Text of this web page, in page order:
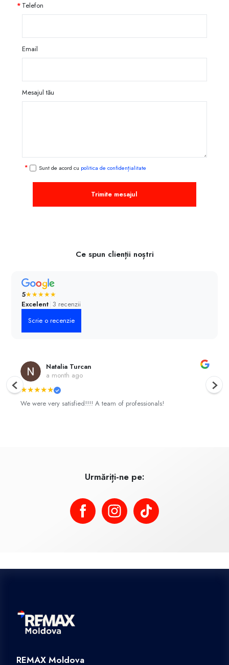
Telefon
Email
Mesajul tău
Sunt de acord cu politica de confidențialitate
Trimite mesajul
Ce spun clienții noștri
5★★★★★
Excelent 3 recenzii
Scrie o recenzie
Natalia Turcan
a month ago
★★★★★
We were very satisfied!!!! A team of professionals!
Anterior
Urmăriți-ne pe:
REMAX Moldova